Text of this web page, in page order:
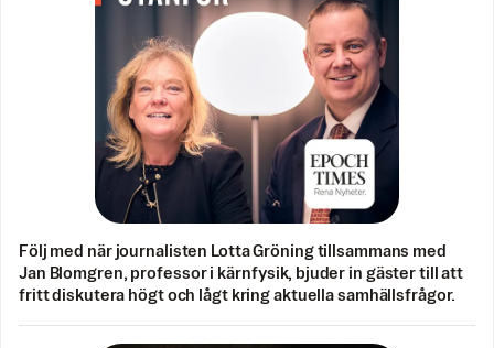
Följ med när journalisten Lotta Gröning tillsammans med
Jan Blomgren, professor i kärnfysik, bjuder in gäster till att
fritt diskutera högt och lågt kring aktuella samhällsfrågor.